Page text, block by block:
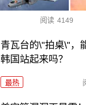
阅读 4149
青瓦台的\"拍桌\"，
韩国站起来吗？
最热